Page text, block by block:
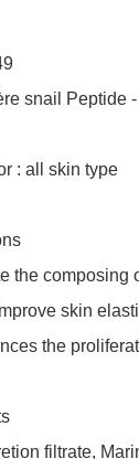
snail Peptide -
: all skin type
the composing
skin
the
filtrate,